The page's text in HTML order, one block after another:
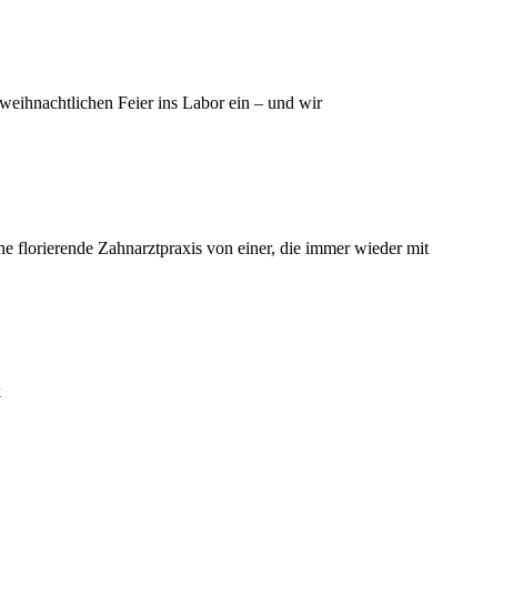
Feier ins Labor ein – und wir
florierende Zahnarztpraxis von einer, die immer wieder mit